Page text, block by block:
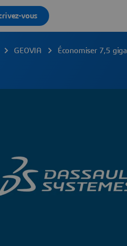
GEOVIA Économiser 7,5